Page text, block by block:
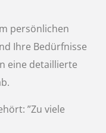
persönlichen
Ihre Bedürfnisse
eine detaillierte
”Zu viele